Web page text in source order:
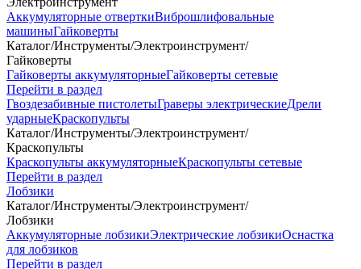
Аккумуляторные отверткиВиброшлифовальные
машиныГайковерты
Каталог/Инструменты/Электроинструмент/
Гайковерты
Гайковерты аккумуляторныеГайковерты сетевые
Перейти в раздел
Гвоздезабивные пистолетыГраверы электрическиеДрели
ударныеКраскопульты
Каталог/Инструменты/Электроинструмент/
Краскопульты
Краскопульты аккумуляторныеКраскопульты сетевые
Перейти в раздел
Лобзики
Каталог/Инструменты/Электроинструмент/
Лобзики
Аккумуляторные лобзикиЭлектрические лобзикиОснастка
для лобзиков
Перейти в раздел